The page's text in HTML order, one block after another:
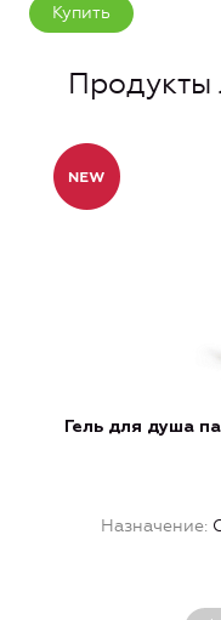
Купить
Продукты
Гель для душа
Назначение